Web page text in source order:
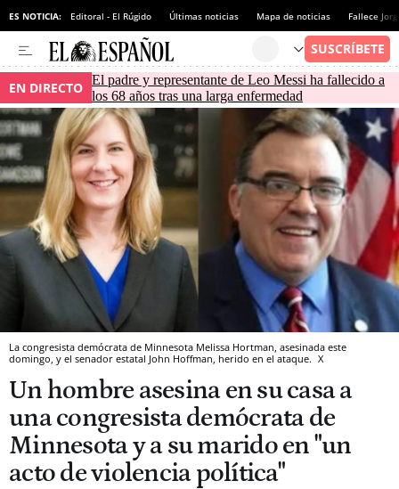
ES NOTICIA: Editoral - El Rúgido Últimas noticias Mapa de noticias Fallece
EN DIRECTO El padre y representante de Leo Messi ha fallecido a
los 68 años tras una larga enfermedad
La congresista demócrata de Minnesota Melissa Hortman, asesinada este
domingo, y el senador estatal John Hoffman, herido en el ataque. X
Un hombre asesina en su casa a
una congresista demócrata de
Minnesota y a su marido en "un
acto de violencia política"